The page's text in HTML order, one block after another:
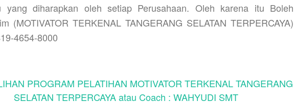
yang diharapkan oleh setiap Perusahaan. Oleh karena itu Boleh
(MOTIVATOR TERKENAL TANGERANG SELATAN TERPERCAYA)
4654-8000
PROGRAM PELATIHAN MOTIVATOR TERKENAL TANGERANG
SELATAN TERPERCAYA atau Coach : WAHYUDI SMT